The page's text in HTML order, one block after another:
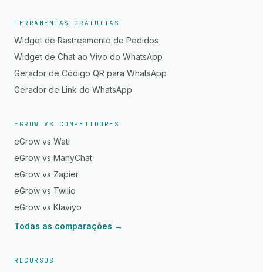
FERRAMENTAS GRATUITAS
Widget de Rastreamento de Pedidos
Widget de Chat ao Vivo do WhatsApp
Gerador de Código QR para WhatsApp
Gerador de Link do WhatsApp
EGROW VS COMPETIDORES
eGrow vs Wati
eGrow vs ManyChat
eGrow vs Zapier
eGrow vs Twilio
eGrow vs Klaviyo
Todas as comparações →
RECURSOS